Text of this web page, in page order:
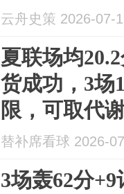
云舟史策 2026-07-
夏联场均
货成功，3场
限，可取代
替补席看球 2026-
3场轰62分